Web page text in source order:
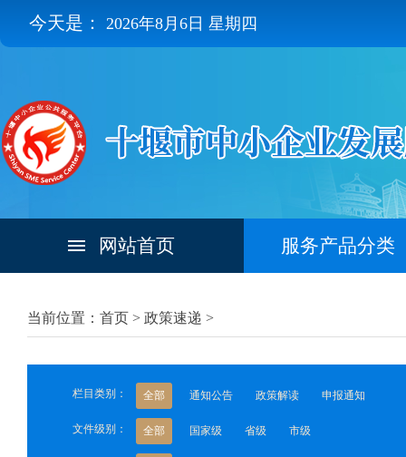
今天是： 2026年8月6日 星期四
网站首页 服务产品分类
当前位置：首页 > 政策速递 >
栏目类别： 全部 通知公告 政策解读 申报通知
文件级别： 全部 国家级 省级 市级